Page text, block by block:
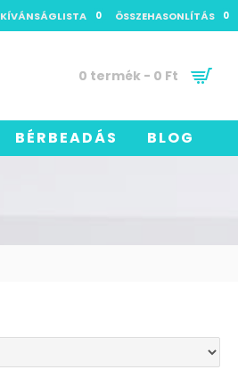
KÍVÁNSÁGLISTA 0 ÖSSZEHASONLÍTÁS 0
0 termék - 0 Ft
BÉRBEADÁS BLOG